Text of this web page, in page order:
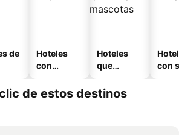
de
Hoteles
con
Hoteles
que
mascotas
con
de estos destinos